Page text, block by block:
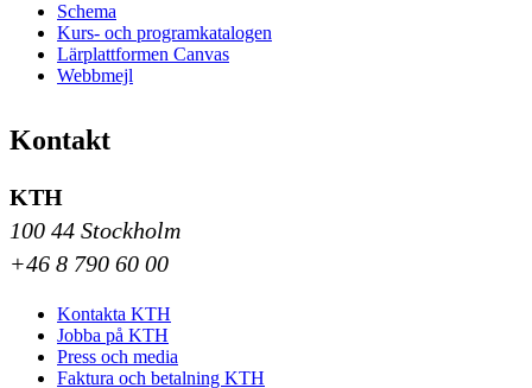
Schema
Kurs- och programkatalogen
Lärplattformen Canvas
Webbmejl
Kontakt
KTH
100 44 Stockholm
+46 8 790 60 00
Kontakta KTH
Jobba på KTH
Press och media
Faktura och betalning KTH